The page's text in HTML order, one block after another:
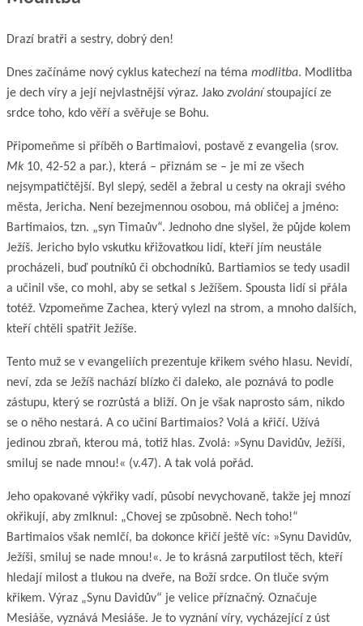
Drazí bratři a sestry, dobrý den!
Dnes začínáme nový cyklus katechezí na téma modlitba. Modlitba
je dech víry a její nejvlastnější výraz. Jako zvolánístoupající ze
srdce toho, kdo věří a svěřuje se Bohu.
Připomeňme si příběh o Bartimaiovi, postavě z evangelia (srov.
Mk 10, 42-52 a par.), která – přiznám se – je mi ze všech
nejsympatičtější. Byl slepý, seděl a žebral u cesty na okraji svého
města, Jericha. Není bezejmennou osobou, má obličej a jméno:
Bartimaios, tzn. „syn Timaův“. Jednoho dne slyšel, že půjde kolem
Ježíš. Jericho bylo vskutku křižovatkou lidí, kteří jím neustále
procházeli, buď poutníků či obchodníků. Bartiamios se tedy usadil
a učinil vše, co mohl, aby se setkal s Ježíšem. Spousta lidí si přála
totéž. Vzpomeňme Zachea, který vylezl na strom, a mnoho dalších,
kteří chtěli spatřit Ježíše.
Tento muž se v evangeliích prezentuje křikem svého hlasu. Nevidí,
neví, zda se Ježíš nachází blízko či daleko, ale poznává to podle
zástupu, který se rozrůstá a bliží. On je však naprosto sám, nikdo
se o něho nestará. A co učiní Bartimaios? Volá a křičí. Užívá
jedinou zbraň, kterou má, totiž hlas. Zvolá: »Synu Davidův, Ježíši,
smiluj se nade mnou!« (v.47). A tak volá pořád.
Jeho opakované výkřiky vadí, působí nevychovaně, takže jej mnozí
okřikují, aby zmlknul: „Chovej se způsobně. Nech toho!“
Bartimaios však nemlčí, ba dokonce křičí ještě víc: »Synu Davidův,
Ježíši, smiluj se nade mnou!«. Je to krásná zarputilost těch, kteří
hledají milost a tlukou na dveře, na Boží srdce. On tluče svým
křikem. Výraz „Synu Davidův“ je velice příznačný. Označuje
Mesiáše, vyznává Mesiáše. Je to vyznání víry, vycházející z úst